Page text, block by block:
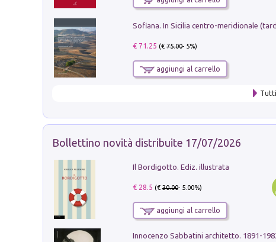
€ 71.25 (€75.00- 5%)
aggiungi al carrello
Bollettino novità distribuite 17/07/2026
Il Bordigotto. Ediz. illustrata
€ 28.5 (€30.00- 5.00%)
aggiungi al carrello
Innocenzo Sabbatini architetto. 1891-